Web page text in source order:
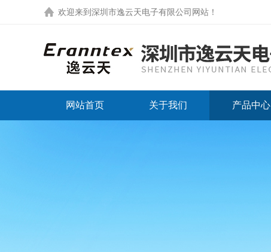
欢迎来到 深圳市逸云天电子有限公司网站 ！
网站首页 关于我们 产品中心